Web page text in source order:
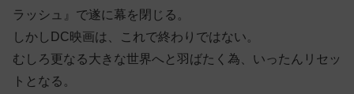
ラッシュ』で遂に幕を閉じる。
しかしDC映画は、これで終わりではない。
むしろ更なる大きな世界へと羽ばたく為、いったんリセッ
トとなる。